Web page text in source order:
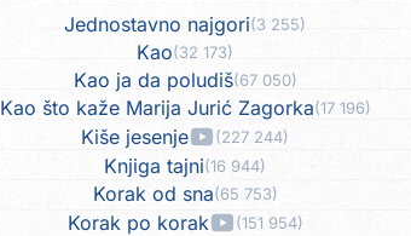
Jednostavno najgori(3 255)
Kao(32 173)
Kao ja da poludiš(67 050)
Kao što kaže Marija Jurić Zagorka(17 196)
Kiše jesenje (227 244)
Knjiga tajni(16 944)
Korak od sna(65 753)
Korak po korak (151 954)